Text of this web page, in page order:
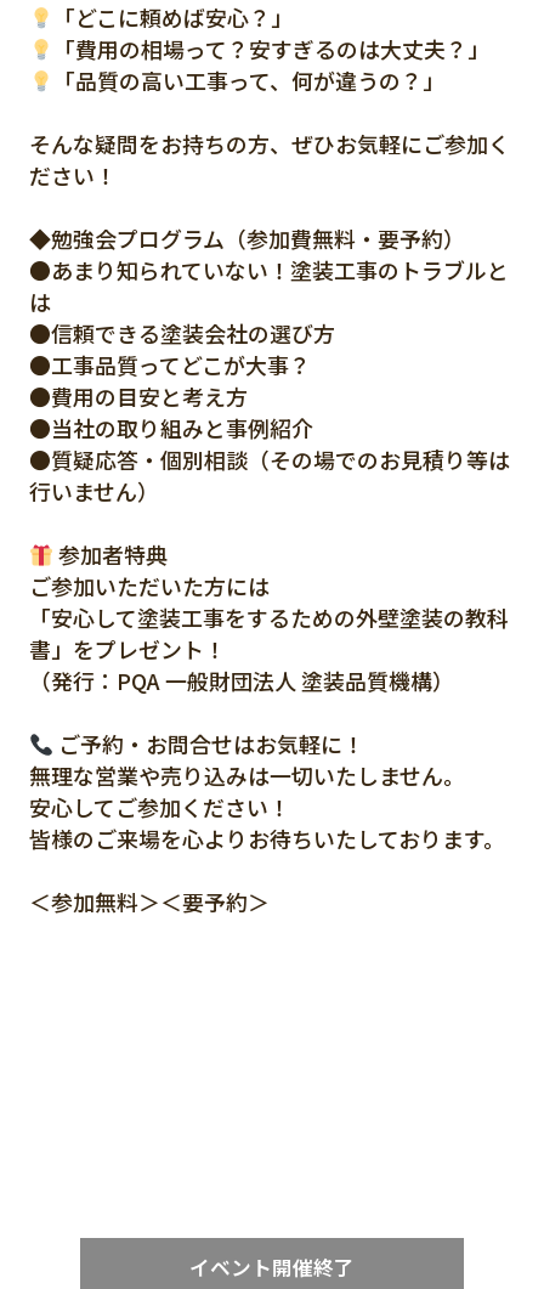
「どこに頼めば安心？」
「費用の相場って？安すぎるのは大丈夫？」
「品質の高い工事って、何が違うの？」
そんな疑問をお持ちの方、ぜひお気軽にご参加く
ださい！
◆勉強会プログラム（参加費無料・要予約）
●あまり知られていない！塗装工事のトラブルと
は
●信頼できる塗装会社の選び方
●工事品質ってどこが大事？
●費用の目安と考え方
●当社の取り組みと事例紹介
●質疑応答・個別相談（その場でのお見積り等は
行いません）
参加者特典
ご参加いただいた方には
「安心して塗装工事をするための外壁塗装の教科
書」をプレゼント！
（発行：PQA 一般財団法人 塗装品質機構）
ご予約・お問合せはお気軽に！
無理な営業や売り込みは一切いたしません。
安心してご参加ください！
皆様のご来場を心よりお待ちいたしております。
＜参加無料＞＜要予約＞
イベント開催終了